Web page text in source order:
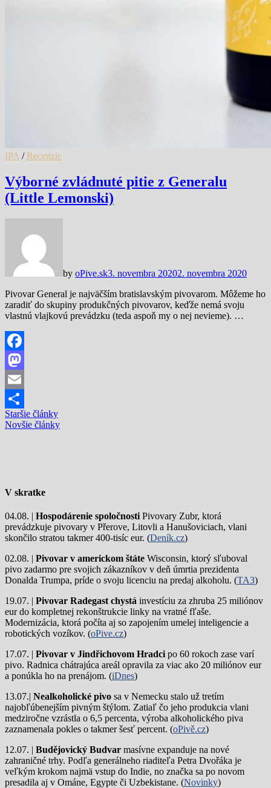
IPA / Recenzie
Výborné zvládnuté pitie z Generalu
(Little Lemonski)
by oPive.sk3. novembra 20202. novembra 2020
Pivovar General je najväčším bratislavským pivovarom. Môžeme ho
zaradiť do skupiny produkčných pivovarov, keďže nemá svoju
vlastnú vlajkovú prevádzku (teda aspoň my o nej nevieme). …
Facebook
Mastodon
Email
Share
Navigácia
v
Staršie články
Novšie články
V skratke
04.08. | Hospodárenie spoločnosti Pivovary Zubr, ktorá
prevádzkuje pivovary v Přerove, Litovli a Hanušoviciach, vlani
skončilo stratou takmer 400-tisíc eur. (Deník.cz)
02.08. | Pivovar v americkom štáte Wisconsin, ktorý sľuboval
pivo zadarmo pre svojich zákazníkov v deň úmrtia prezidenta
Donalda Trumpa, príde o svoju licenciu na predaj alkoholu. (TA3)
19.07. | Pivovar Radegast chystá investíciu za zhruba 25 miliónov
eur do kompletnej rekonštrukcie linky na vratné fľaše.
Modernizácia, ktorá počíta aj so zapojením umelej inteligencie a
robotických vozíkov. (oPive.cz)
17.07. | Pivovar v Jindřichovom Hradci po 60 rokoch zase varí
pivo. Radnica chátrajúca areál opravila za viac ako 20 miliónov eur
a ponúkla ho na prenájom. (iDnes)
13.07.| Nealkoholické pivo sa v Nemecku stalo už tretím
najobľúbenejším pivným štýlom. Zatiaľ čo jeho produkcia vlani
medziročne vzrástla o 6,5 percenta, výroba alkoholického piva
zaznamenala pokles o takmer šesť percent. (oPivě.cz)
12.07. | Budějovický Budvar masívne expanduje na nové
zahraničné trhy. Podľa generálneho riaditeľa Petra Dvořáka je
veľkým krokom najmä vstup do Indie, no značka sa po novom
presadila aj v Ománe, Egypte či Uzbekistane. (Novinky)